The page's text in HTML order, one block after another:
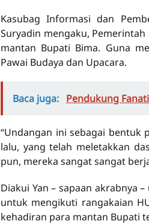
Kasubag Informasi dan
Suryadin mengaku,
mantan Bupati Bima. Guna
Pawai Budaya dan Upacara.
Baca juga: Pendukung
“Undangan ini sebagai bentuk
lalu, yang telah meletakkan
pun, mereka sangat sangat
Diakui Yan – sapaan akrabnya
untuk mengikuti rangakaian
kehadiran para mantan Bupati